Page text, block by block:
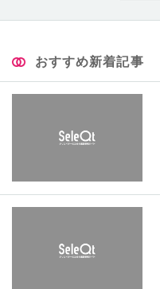
おすすめ新着記事